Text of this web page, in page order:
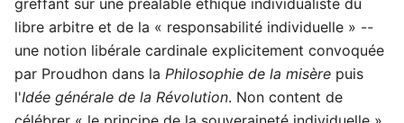
libre arbitre et de la « responsabilité individuelle » --
une notion libérale cardinale explicitement convoquée
par Proudhon dans la Philosophie de la misère puis
l'Idée générale de la Révolution. Non content de